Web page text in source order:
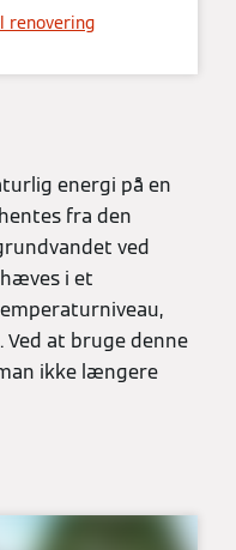
renovering
energi på en
fra den
ved
i et
at bruge denne
ikke længere